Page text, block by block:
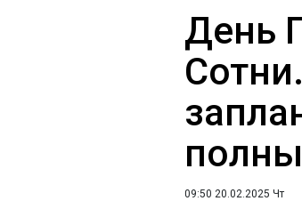
День
09:50 20.02.2025 Чт